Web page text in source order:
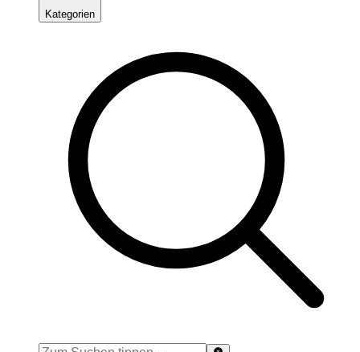
Kategorien